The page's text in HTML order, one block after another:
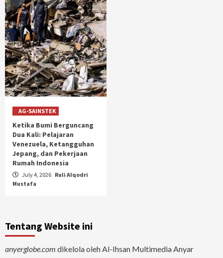
AG-SAINSTEK
Ketika Bumi Berguncang
Dua Kali: Pelajaran
Venezuela, Ketangguhan
Jepang, dan Pekerjaan
Rumah Indonesia
July 4, 2026 Ruli Alqodri
Mustafa
Tentang Website ini
anyerglobe.com dikelola oleh Al-Ihsan Multimedia Anyar